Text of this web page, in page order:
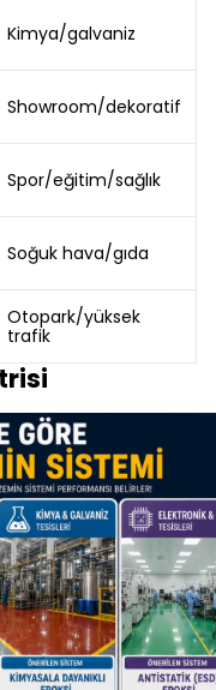
Kimya/galvaniz
Showroom/dekoratif
Spor/eğitim/sağlık
Soğuk hava/gıda
Otopark/yüksek
trafik